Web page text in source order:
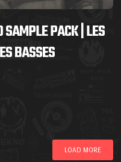
PACK | LES
BASSES
LOAD MORE